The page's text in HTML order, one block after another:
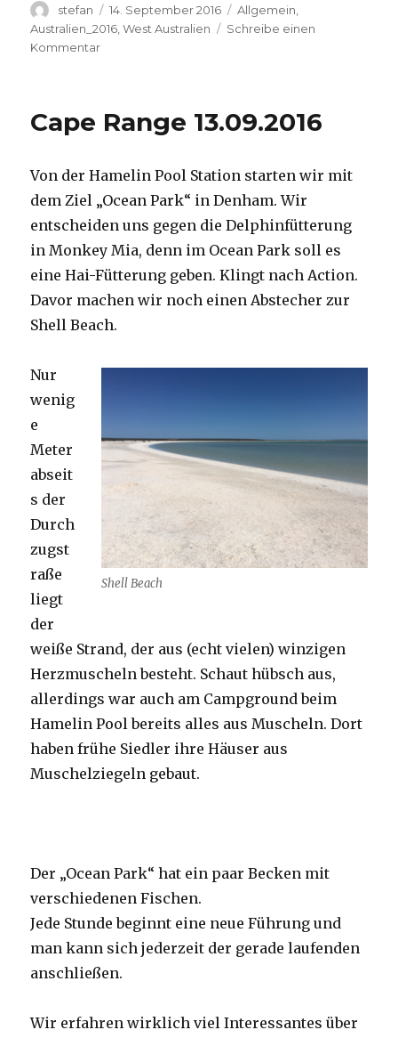
Autor
stefan
Veröffentlicht
am
14. September 2016 Kategorien
Allgemein
Australien_2016 ,West Australien
Schreibe einen
Kommentarzu
Cape Range 13.09.2016
Von der Hamelin Pool Station starten wir mit
dem Ziel „Ocean Park“ in Denham. Wir
entscheiden uns gegen die Delphinfütterung
in Monkey Mia, denn im Ocean Park soll es
eine Hai-Fütterung geben. Klingt nach Action.
Davor machen wir noch einen Abstecher zur
Shell Beach.
Shell Beach
Nur
wenig
e
Meter
abseit
s der
Durch
zugst
raße
liegt
der
weiße Strand, der aus (echt vielen) winzigen
Herzmuscheln besteht. Schaut hübsch aus,
allerdings war auch am Campground beim
Hamelin Pool bereits alles aus Muscheln. Dort
haben frühe Siedler ihre Häuser aus
Muschelziegeln gebaut.
Der „Ocean Park“ hat ein paar Becken mit
verschiedenen Fischen.
Jede Stunde beginnt eine neue Führung und
man kann sich jederzeit der gerade laufenden
anschließen.
Wir erfahren wirklich viel Interessantes über